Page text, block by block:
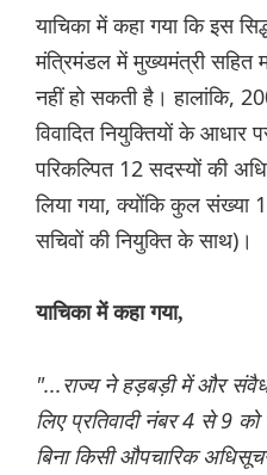
याचिका में कहा गया कि इस
मंत्रिमंडल में मुख्यमंत्री सहित
नहीं हो सकती है। हालांकि,
विवादित नियुक्तियों के
परिकल्पित 12 सदस्यों की
लिया गया, क्योंकि कुल संख्या
सचिवों की नियुक्ति के साथ)।
याचिका में कहा गया,
"...राज्य ने हड़बड़ी में और
लिए प्रतिवादी नंबर 4 से 9
बिना किसी औपचारिक